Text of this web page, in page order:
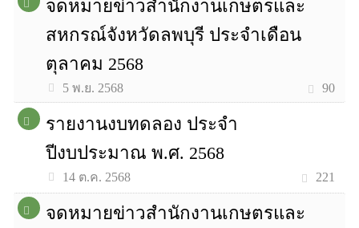
จดหมายข่าวสำนักงานเกษตรและ
สหกรณ์จังหวัดลพบุรี ประจำเดือน
ตุลาคม 2568
5 พ.ย. 2568 90
รายงานงบทดลอง ประจำ
ปีงบประมาณ พ.ศ. 2568
14 ต.ค. 2568 221
จดหมายข่าวสำนักงานเกษตรและ